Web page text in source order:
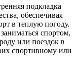
подкладка
обеспечивая
в теплую погоду.
спортом,
или поездок в
спортивному или